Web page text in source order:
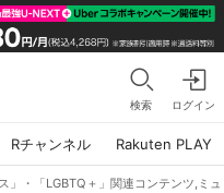
検索 ログイン
Rチャンネル Rakuten PLAY
」・「LGBTQ＋」関連コンテンツ,ミ